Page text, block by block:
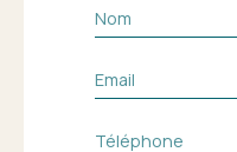
Nom
Email
Téléphone